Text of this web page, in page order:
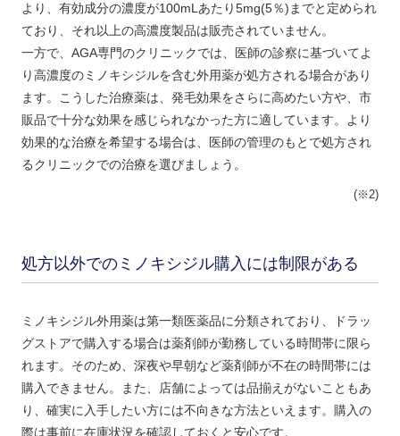
より、有効成分の濃度が100mLあたり5mg(5％)までと定められ
ており、それ以上の高濃度製品は販売されていません。
一方で、AGA専門のクリニックでは、医師の診察に基づいてよ
り高濃度のミノキシジルを含む外用薬が処方される場合があり
ます。こうした治療薬は、発毛効果をさらに高めたい方や、市
販品で十分な効果を感じられなかった方に適しています。より
効果的な治療を希望する場合は、医師の管理のもとで処方され
るクリニックでの治療を選びましょう。
(※2)
処方以外でのミノキシジル購入には制限がある
ミノキシジル外用薬は第一類医薬品に分類されており、ドラッ
グストアで購入する場合は薬剤師が勤務している時間帯に限ら
れます。そのため、深夜や早朝など薬剤師が不在の時間帯には
購入できません。また、店舗によっては品揃えがないこともあ
り、確実に入手したい方には不向きな方法といえます。購入の
際は事前に在庫状況を確認しておくと安心です。